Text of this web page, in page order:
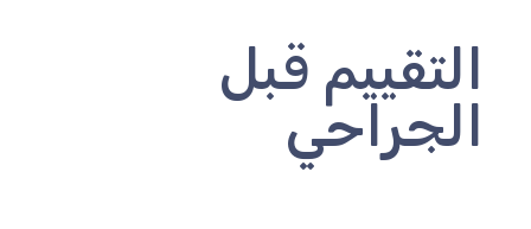
التقييم قبل
الجراحي